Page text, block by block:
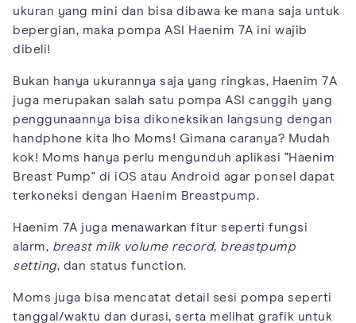
ukuran yang mini dan bisa dibawa ke mana saja untuk
bepergian, maka pompa ASI Haenim 7A ini wajib
dibeli!
Bukan hanya ukurannya saja yang ringkas, Haenim 7A
juga merupakan salah satu pompa ASI canggih yang
penggunaannya bisa dikoneksikan langsung dengan
handphone kita lho Moms! Gimana caranya? Mudah
kok! Moms hanya perlu mengunduh aplikasi "Haenim
Breast Pump" di iOS atau Android agar ponsel dapat
terkoneksi dengan Haenim Breastpump.
Haenim 7A juga menawarkan fitur seperti fungsi
alarm, breast milk volume record, breastpump
setting, dan status function.
Moms juga bisa mencatat detail sesi pompa seperti
tanggal/waktu dan durasi, serta melihat grafik untuk